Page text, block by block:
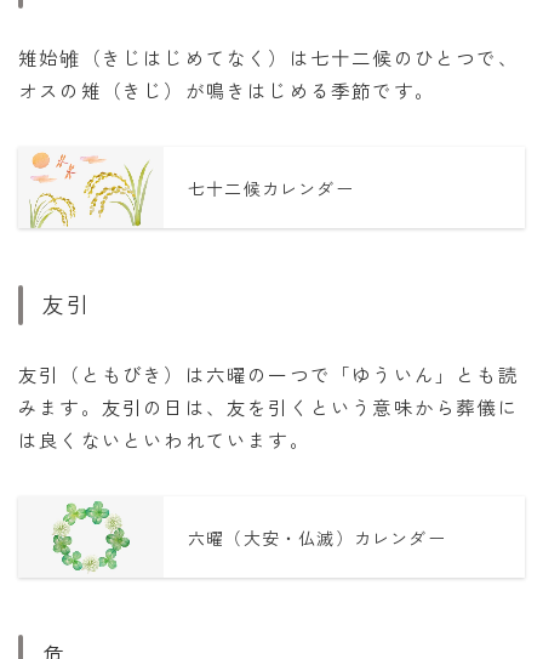
雉始雊（きじはじめてなく）は七十二候のひとつで、
オスの雉（きじ）が鳴きはじめる季節です。
七十二候カレンダー
友引
友引（ともびき）は六曜の一つで「ゆういん」とも読
みます。友引の日は、友を引くという意味から葬儀に
は良くないといわれています。
六曜（大安・仏滅）カレンダー
危